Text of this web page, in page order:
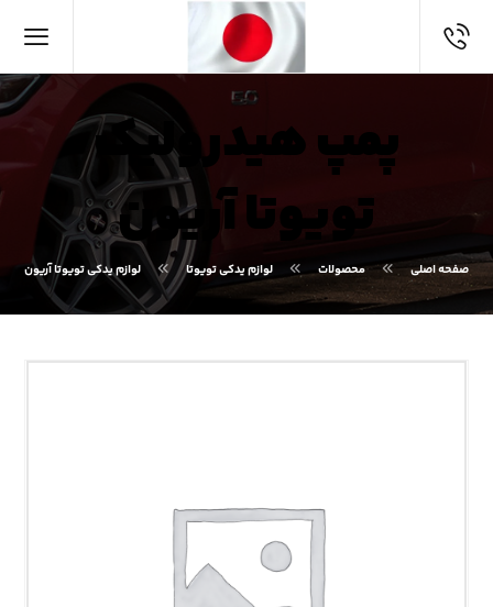
پمپ هیدرولیک
تویوتا آریون
صفحه اصلی محصولات لوازم یدکی تویوتا لوازم یدکی تویوتا آریون